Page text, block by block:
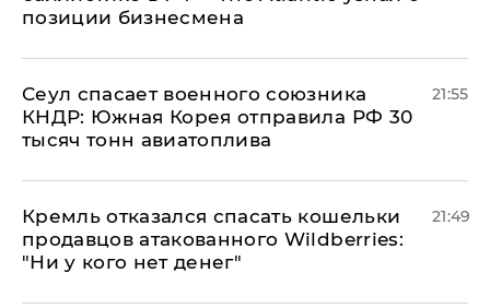
позиции бизнесмена
​Сеул спасает военного союзника
КНДР: Южная Корея отправила РФ 30
тысяч тонн авиатоплива
21:55
Кремль отказался спасать кошельки
продавцов атакованного Wildberries:
"Ни у кого нет денег"
21:49